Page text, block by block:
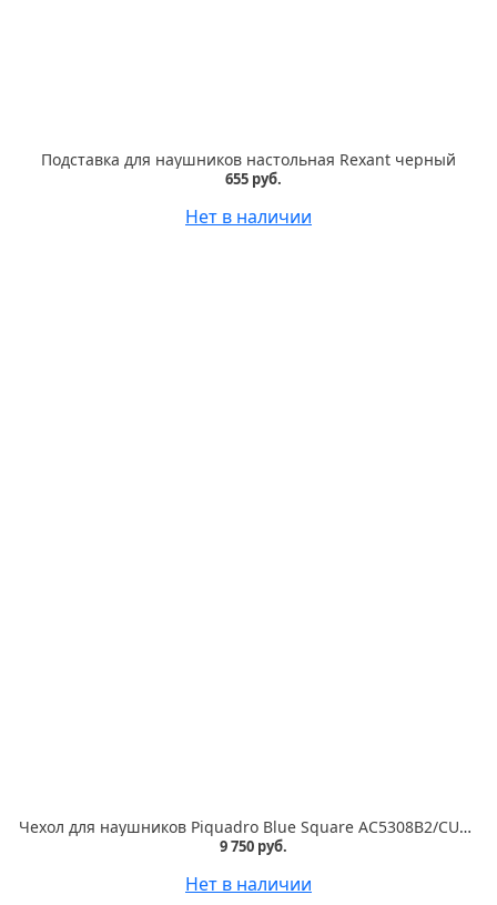
Подставка для наушников настольная Rexant черный
655 руб.
Нет в наличии
Чехол для наушников Piquadro Blue Square AC5308B2/CU4 темно-коричневый натур.кожа
9 750 руб.
Нет в наличии